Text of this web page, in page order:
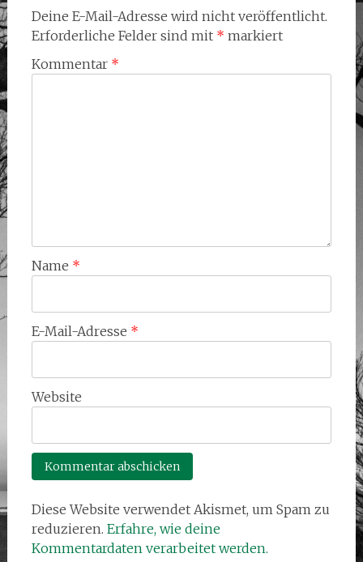
Deine E-Mail-Adresse wird nicht veröffentlicht.
Erforderliche Felder sind mit * markiert
Kommentar *
Name *
E-Mail-Adresse *
Website
Diese Website verwendet Akismet, um Spam zu
reduzieren. Erfahre, wie deine
Kommentardaten verarbeitet werden.